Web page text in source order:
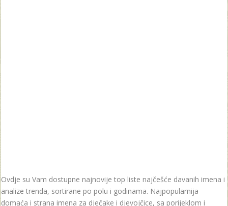
Ovdje su Vam dostupne najnovije top liste najčešće davanih imena i
analize trenda, sortirane po polu i godinama. Najpopularnija
domaća i strana imena za dječake i djevojčice, sa porijeklom i